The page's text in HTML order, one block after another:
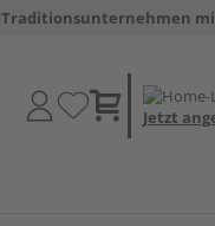
Traditionsunternehmen
Jetzt